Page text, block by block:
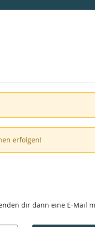
erfolgen!
dir dann eine E-Mail